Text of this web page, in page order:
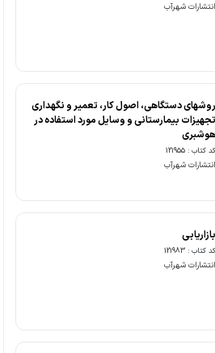
انتشارات شهرآب
روشهای دستگاهی، اصول کار، تعمیر و نگهداری
تجهیزات بیمارستانی و وسایل مورد استفاده در
هوشبری
کد کتاب : 121955
انتشارات شهرآب
بازاریابی
کد کتاب : 121983
انتشارات شهرآب